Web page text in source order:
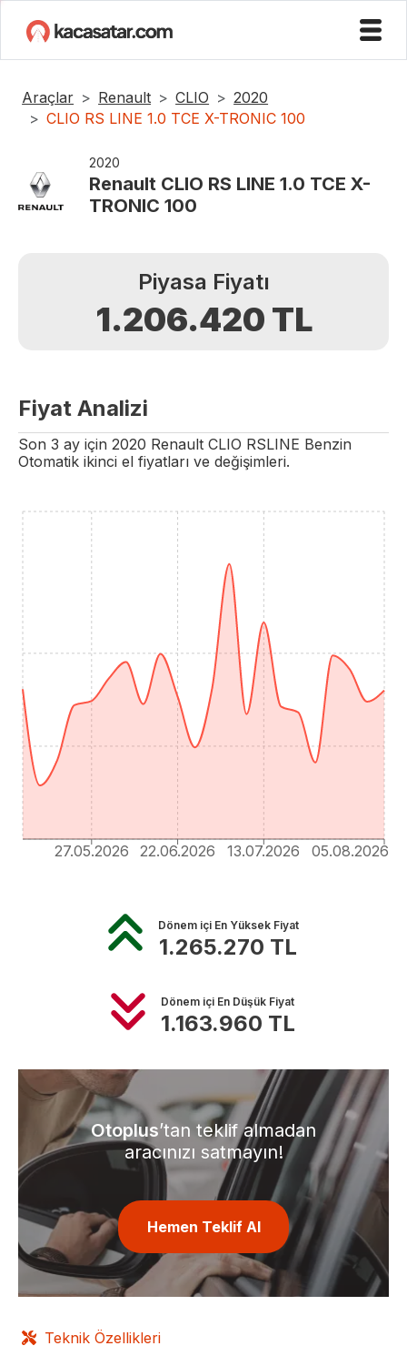
Araçlar Renault CLIO
2020
CLIO RS LINE 1.0 TCE X-TRONIC 100
2020
Renault CLIO RS LINE 1.0 TCE X-
TRONIC 100
Piyasa Fiyatı
1.206.420 TL
Fiyat Analizi
Son 3 ay için 2020 Renault CLIO RSLINE Benzin
Otomatik ikinci el fiyatları ve değişimleri.
27.05.2026 22.06.2026 13.07.2026 05.08.2026
Dönem içi En Yüksek Fiyat
1.265.270 TL
Dönem içi En Düşük Fiyat
1.163.960 TL
Otoplus’tan teklif almadan
aracınızı satmayın!
Hemen Teklif Al
Teknik Özellikleri